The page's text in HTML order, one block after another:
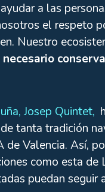
a las
el respeto
Nuestro
Josep Quintet,
tanta tradición
Valencia. Así,
como esta
puedan seguir